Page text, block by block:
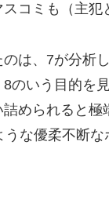
コミも（主
は、7が分析
のいう目的を
められると
な優柔不断